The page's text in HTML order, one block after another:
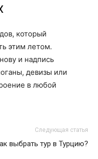
который
этим летом.
и надпись
девизы или
в любой
Следующая статья
выбрать тур в Турцию?